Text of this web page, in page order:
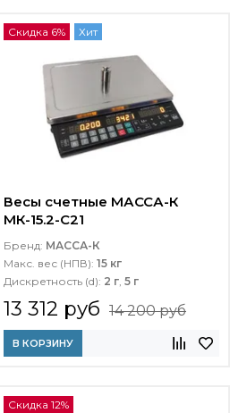
Скидка 6% Хит
Весы счетные МАССА-К
МК-15.2-C21
Бренд: МАССА-К
Макс. вес (НПВ): 15 кг
Дискретность (d): 2 г, 5 г
13 312 руб 14 200 руб
В КОРЗИНУ
Скидка 12%